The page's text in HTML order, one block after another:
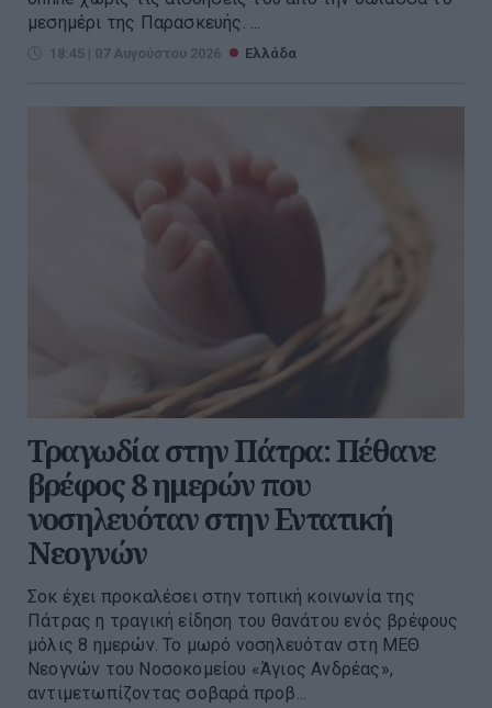
μεσημέρι της Παρασκευής. ...
18:45 | 07 Αυγούστου 2026 Ελλάδα
Τραγωδία στην Πάτρα: Πέθανε
βρέφος 8 ημερών που
νοσηλευόταν στην Εντατική
Νεογνών
Σοκ έχει προκαλέσει στην τοπική κοινωνία της
Πάτρας η τραγική είδηση του θανάτου ενός βρέφους
μόλις 8 ημερών. Το μωρό νοσηλευόταν στη ΜΕΘ
Νεογνών του Νοσοκομείου «Άγιος Ανδρέας»,
αντιμετωπίζοντας σοβαρά προβ...